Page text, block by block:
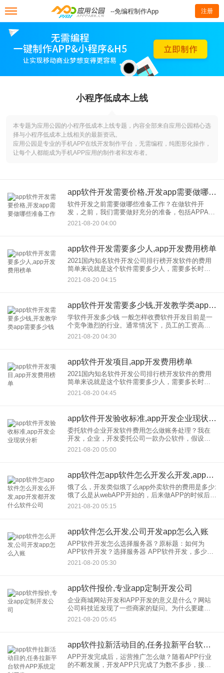
--免编程制作App 注册
小程序低成本上线
本专题为应用公园的小程序低成本上线专题，内容全部来自应用公园精心选
择与小程序低成本上线相关的最新资讯。
应用公园是专业的手机APP在线开发制作平台，无需编程，纯图形化操作，
让每个人都能成为手机APP应用的制作者和发布者。
app软件开发需要价格,开发app需要做哪些准备工作
软件开发之前需要做哪些准备工作？在做软件开
发，之前，我们需要做好充分的准备，包括APPA定
位、市场细分和预算，具体如下 1.APP定位 企业需
要根据自身的产品和实力，定位App的等级、产
2021-08-20 04:00
app软件开发需要多少人,app开发费用榜单
2021国内知名软件开发公司排行榜开发软件的费用
简单来说就是这个软件需要多少人，需要多长时
间，员工的工资是多少。软件开发的报价一般取决
于以下因素： 1.软件开发支持平台： 常见的软件开
2021-08-20 04:15
app软件开发需要多少钱,开发教学类app需要多少钱
学软件开发多少钱 一般怎样收费软件开发目前是一
个竞争激烈的行业。通常情况下，员工的工资高于
其他行业，尤其是一些开发的高级人员，工资相当
可观，这也吸引了大量有抱负的年轻人来学习，包
2021-08-20 04:30
app软件开发项目,app开发费用榜单
2021国内知名软件开发公司排行榜开发软件的费用
简单来说就是这个软件需要多少人，需要多长时
间，员工的工资是多少。软件开发的报价一般取决
于以下因素： 1.软件开发支持平台： 常见的软件开
2021-08-20 04:45
app软件开发验收标准,app开发企业现状分析
委托软件企业开发软件费用怎么做账务处理？我在
开发，企业，开发委托公司一款办公软件，假设合
同总价100万元，按照合同分三期支付，即合同签订
后15个工作日内支付50万元。软件系统验收投入使
2021-08-20 05:00
app软件怎app软件怎么开发么开发,app开发都开发什么软件公司
饿了么，开发类似饿了么app外卖软件的费用是多少:
饿了么是从webAPP开始的，后来做APP的时候后端
非常完善。虽然我们在这个APP的界面中看不到很
多功能，但是主要功能有菜单浏览、会员中心、购
2021-08-20 05:15
app软件怎么开发,公司开发app怎么入账
APP软件开发怎么选择服务器？原标题：如何为
APP软件开发？选择服务器 APP软件开发，多少钱
一个月怎么选服务器？ 在网络时代，这种影响更
2021-08-20 05:30
app软件报价,专业app定制开发公司
企业商城网站开发和APP开发的意义是什么？网站
公司科技近发现了一些商家的疑问。为什么要建商
城网站，推行APP开发？如果你想跟上移动互联网
的发展，你能选择一个吗？开发APP和商城网站的
2021-08-20 05:45
app软件拉新活动目的,任务拉新平台软件APP系统定制开发
APP开发完成后，运营推广怎么做？随着APP行业
的不断发展，开发APP只完成了为数不多步，接下